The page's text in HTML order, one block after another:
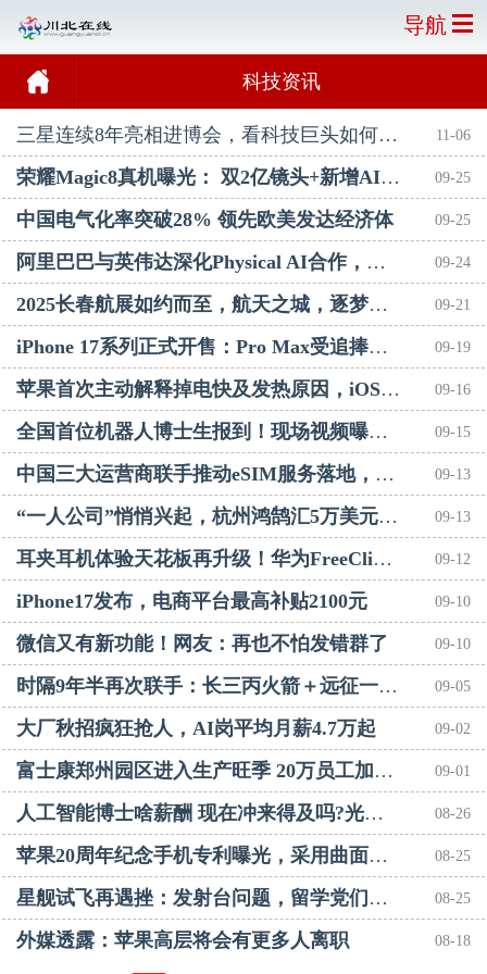
导航
科技资讯
三星连续8年亮相进博会，看科技巨头如何引领行业发展 11-06
荣耀Magic8真机曝光： 双2亿镜头+新增AI独立按键，影像将大提升 09-25
中国电气化率突破28% 领先欧美发达经济体 09-25
阿里巴巴与英伟达深化Physical AI合作，股价飙升，AI基础设施建设提速 09-24
2025长春航展如约而至，航天之城，逐梦蓝天绘振兴新图 09-21
iPhone 17系列正式开售：Pro Max受追捧，橙色版黄牛加价达千元 09-19
苹果首次主动解释掉电快及发热原因，iOS 26更新后掉电快、发热？苹果首次主动解释原因 09-16
全国首位机器人博士生报到！现场视频曝光，网友：确定不是真人扮演的？ 09-15
中国三大运营商联手推动eSIM服务落地，苹果华为新机取消实体卡槽 09-13
“一人公司”悄悄兴起，杭州鸿鹄汇5万美元启动资金背后，藏着AI时代的创业密码 09-13
耳夹耳机体验天花板再升级！华为FreeClip 2曝光，关晓彤任代言人 09-12
iPhone17发布，电商平台最高补贴2100元 09-10
微信又有新功能！网友：再也不怕发错群了 09-10
时隔9年半再次联手：长三丙火箭＋远征一号上面级发射试验二十九号卫星 09-05
大厂秋招疯狂抢人，AI岗平均月薪4.7万起 09-02
富士康郑州园区进入生产旺季 20万员工加班备战iPhone17发布 09-01
人工智能博士啥薪酬 现在冲来得及吗?光环褪去!AI博士平均薪资仅60万?风口过后如何守住 08-26
苹果20周年纪念手机专利曝光，采用曲面屏设计，契合玻璃风格 08-25
星舰试飞再遇挫：发射台问题，留学党们怎么看？ 08-25
外媒透露：苹果高层将会有更多人离职 08-18